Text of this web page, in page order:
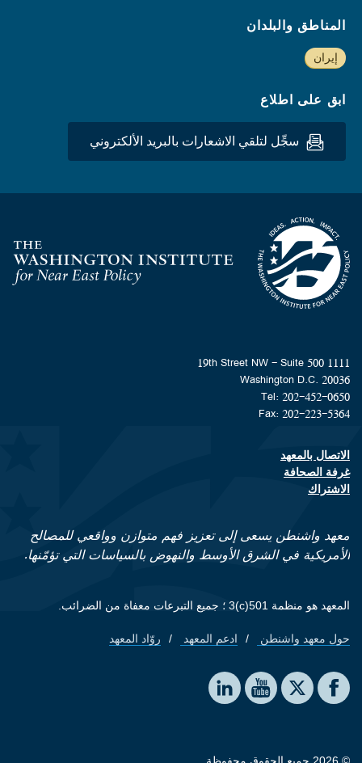
المناطق والبلدان
إيران
ابق على اطلاع
سجِّل لتلقي الاشعارات بالبريد الألكتروني
Homepage
1111 19th Street NW - Suite 500
Washington D.C. 20036
Tel: 202-452-0650
Fax: 202-223-5364
Footer contact links
الاتصال بالمعهد
غرفة الصحافة
الاشتراك
معهد واشنطن يسعى إلى تعزيز فهم متوازن وواقعي للمصالح
الأمريكية في الشرق الأوسط والنهوض بالسياسات التي تؤمّنها.
المعهد هو منظمة 501(c)3 ؛ جميع التبرعات معفاة من الضرائب.
Footer quick links
حول معهد واشنطن ادعم المعهد روّاد المعهد
Social media
The Washington Institute on Facebook
The Washington Institute on X
The Washington Institute on YouTube
The Washington Institute on LinkedIn